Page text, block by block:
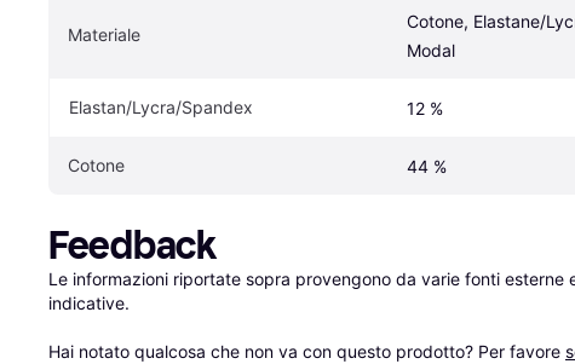
Materiale
Cotone, Elastane/
Modal
Elastan/Lycra/Spandex 12 %
Cotone 44 %
Feedback
Le informazioni riportate sopra provengono da varie fonti esterne
indicative.
Hai notato qualcosa che non va con questo prodotto? Per favore